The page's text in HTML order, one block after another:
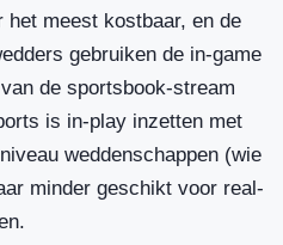
meest kostbaar, en de
gebruiken de in-game
de sportsbook-stream
is in-play inzetten met
weddenschappen (wie
minder geschikt voor real-